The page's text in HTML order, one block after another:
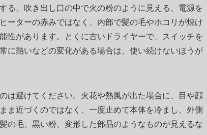
る、吹き出し口の中で火の粉のように見える、電源を
ーターの赤みではなく、内部で髪の毛やホコリが焼け
性があります。とくに古いドライヤーで、スイッチを
に熱いなどの変化がある場合は、使い続けないほうが
は避けてください。火花や熱風が出た場合に、目や顔
ま近づくのではなく、一度止めて本体を冷まし、外側
の毛、黒い粉、変形した部品のようなものが見えるな